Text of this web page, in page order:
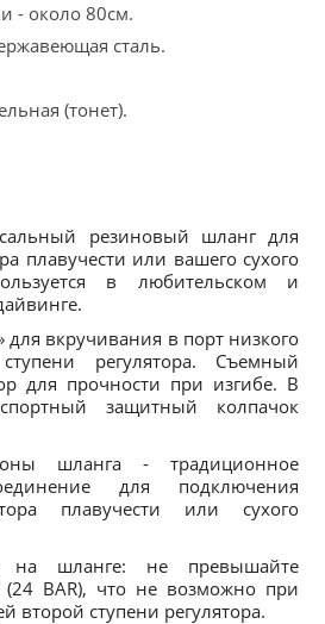
- около 80см.
сталь.
(тонет).
резиновый шланг для
плавучести или вашего сухого
в любительском и
для вкручивания в порт низкого
регулятора. Съемный
для прочности при изгибе. В
защитный колпачок
шланга - традиционное
для подключения
плавучести или сухого
на шланге: не превышайте
BAR), что не возможно при
второй ступени регулятора.